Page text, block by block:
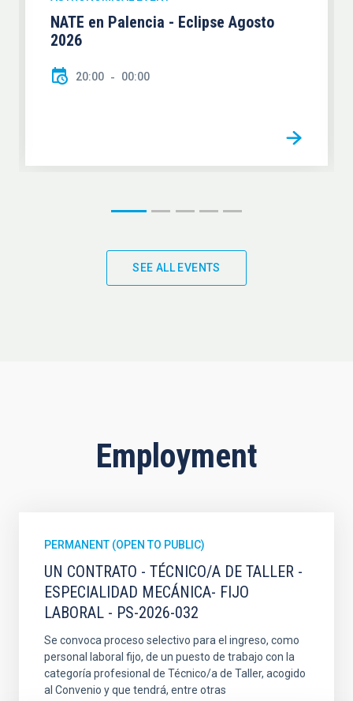
NATE en Palencia - Eclipse Agosto
2026
20:00 00:00
SEE ALL EVENTS
Employment
PERMANENT (OPEN TO PUBLIC)
UN CONTRATO - TÉCNICO/A DE TALLER -
ESPECIALIDAD MECÁNICA- FIJO
LABORAL - PS-2026-032
Se convoca proceso selectivo para el ingreso, como
personal laboral fijo, de un puesto de trabajo con la
categoría profesional de Técnico/a de Taller, acogido
al Convenio y que tendrá, entre otras